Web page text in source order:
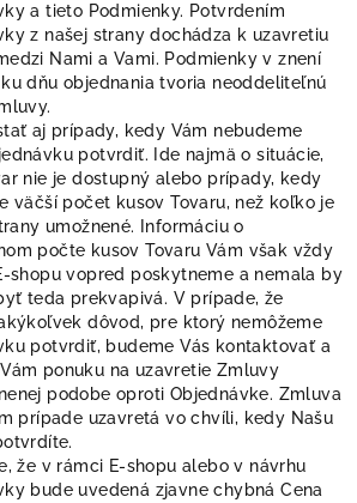
a tieto Podmienky. Potvrdením
z našej strany dochádza k uzavretiu
Nami a Vami. Podmienky v znení
dňu objednania tvoria neoddeliteľnú
aj prípady, kedy Vám nebudeme
potvrdiť. Ide najmä o situácie,
nie je dostupný alebo prípady, kedy
väčší počet kusov Tovaru, než koľko je
umožnené. Informáciu o
počte kusov Tovaru Vám však vždy
shopu vopred poskytneme a nemala by
teda prekvapivá. V prípade, že
dôvod, pre ktorý nemôžeme
potvrdiť, budeme Vás kontaktovať a
ponuku na uzavretie Zmluvy
podobe oproti Objednávke. Zmluva
prípade uzavretá vo chvíli, kedy Našu
že v rámci E-shopu alebo v návrhu
bude uvedená zjavne chybná Cena